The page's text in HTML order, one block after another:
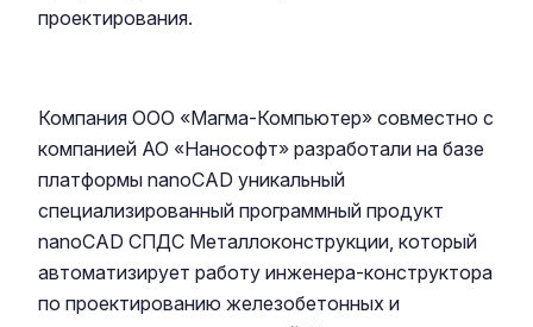
проектирования.
Компания ООО «Магма-Компьютер» совместно с
компанией АО «Нанософт» разработали на базе
платформы nanoCAD уникальный
специализированный программный продукт
nanoCAD СПДС Металлоконструкции, который
автоматизирует работу инженера-конструктора
по проектированию железобетонных и